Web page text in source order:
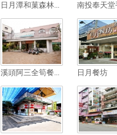
日月潭和菓森林... 南投奉天堂
溪頭阿三全筍餐... 日月餐坊